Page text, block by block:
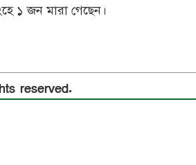
১ জন মারা গেছেন।
reserved.